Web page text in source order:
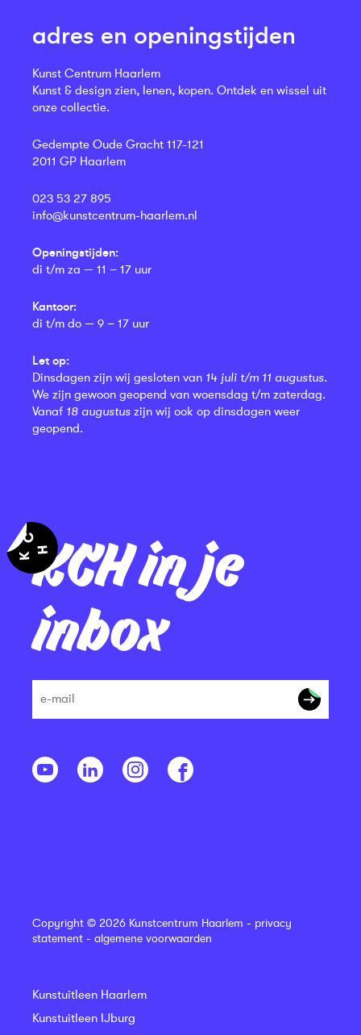
KCH in je
inbox
adres en openingstijden
Kunst Centrum Haarlem
Kunst & design zien, lenen, kopen. Ontdek en wissel uit
onze collectie.
Gedempte Oude Gracht 117-121
2011 GP Haarlem
023 53 27 895
info@kunstcentrum-haarlem.nl
Openingstijden:
di t/m za — 11 – 17 uur
Kantoor:
di t/m do — 9 – 17 uur
Let op:
Dinsdagen zijn wij gesloten van 14 juli t/m 11 augustus.
We zijn gewoon geopend van woensdag t/m zaterdag.
Vanaf 18 augustus zijn wij ook op dinsdagen weer
geopend.
Copyright © 2026 Kunstcentrum Haarlem - privacy
statement - algemene voorwaarden
Kunstuitleen Haarlem
Kunstuitleen IJburg